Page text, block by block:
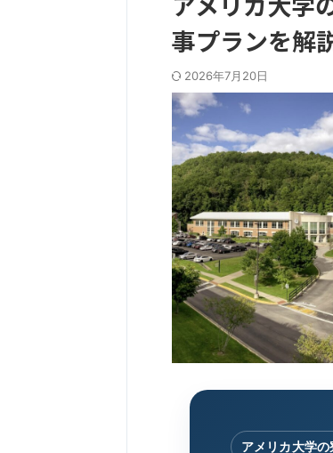
事プランを解
2026年7月20日
アメリカ大学の